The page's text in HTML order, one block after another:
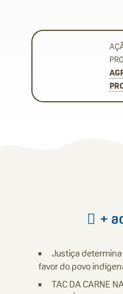
+
Justiça
favor do povo
TAC DA CARNE